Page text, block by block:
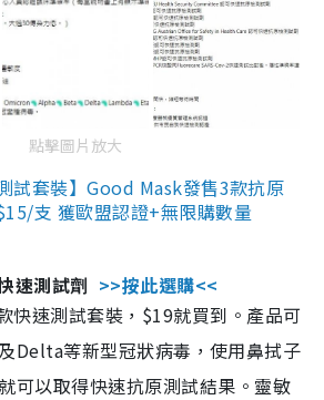
點擊圖片放大
試套裝】Good Mask發售3款抗原
支 獲歐盟認證+無限購數量
速測試劑 >>按此選購<<
快速測試套裝，$19就買到。產品可
Delta等新型冠狀病毒，使用鼻拭子
可以取得快速抗原測試結果。靈敏